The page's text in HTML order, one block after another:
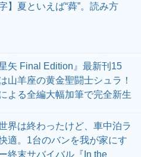
】夏といえば“蕣”。読み方
矢 Final Edition』最新刊15
山羊座の黄金聖闘士シュラ！
よる全編大幅加筆で完全新生
界は終わったけど、車中泊ラ
適。1台のバンを我が家にす
終末サバイバル『In the